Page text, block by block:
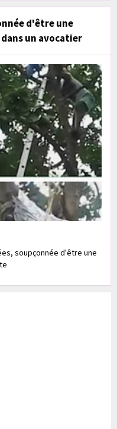
d'être une
un avocatier
soupçonnée d'être une